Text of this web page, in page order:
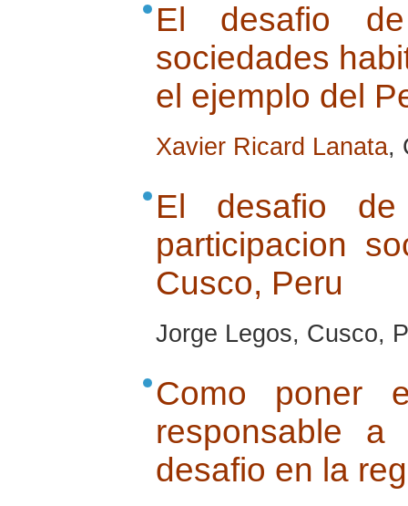
El desafio
sociedades
el ejemplo del
Xavier Ricard Lanata,
El desafio
participacion
Cusco, Peru
Jorge Legos, Cusco,
Como poner
responsable
desafio en la